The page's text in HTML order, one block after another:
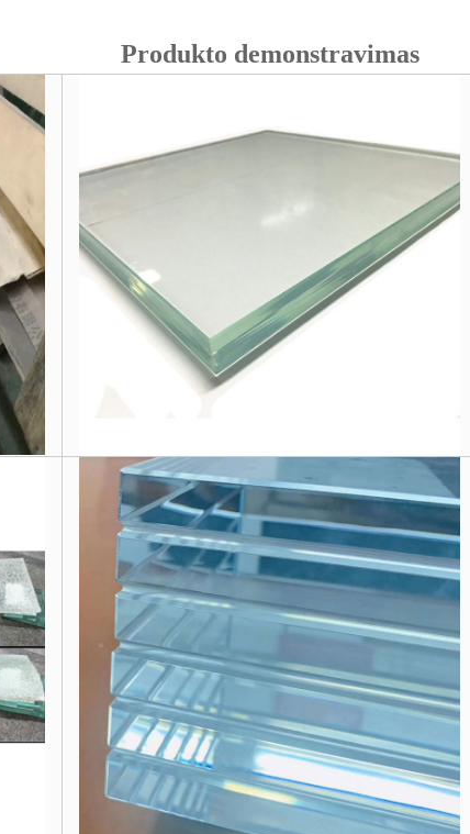
Produkto demonstravimas